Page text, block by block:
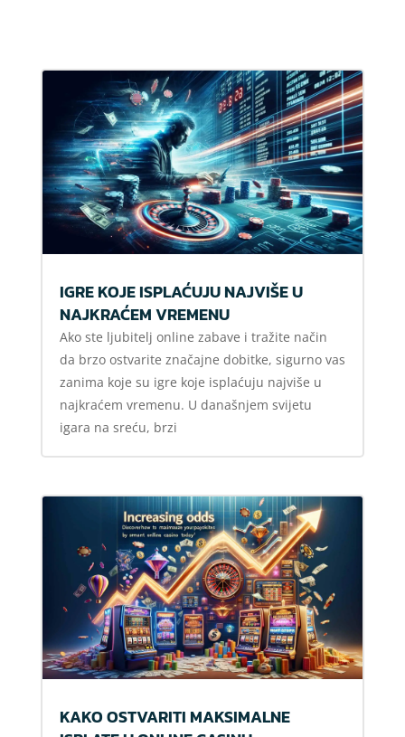
IGRE KOJE ISPLAĆUJU NAJVIŠE U
NAJKRAĆEM VREMENU
Ako ste ljubitelj online zabave i tražite način
da brzo ostvarite značajne dobitke, sigurno vas
zanima koje su igre koje isplaćuju najviše u
najkraćem vremenu. U današnjem svijetu
igara na sreću, brzi
KAKO OSTVARITI MAKSIMALNE